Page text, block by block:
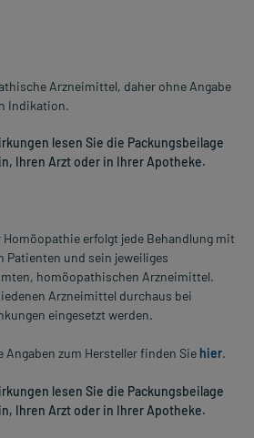
Arzneimittel, daher ohne Angabe
Indikation.
lesen Sie die Packungsbeilage
Ihren Arzt oder in Ihrer Apotheke.
Homöopathie erfolgt jede Behandlung mit
Patienten und sein jeweiliges
homöopathischen Arzneimittel.
Arzneimittel durchaus bei
eingesetzt werden.
Angaben zum Hersteller finden Sie hier.
lesen Sie die Packungsbeilage
Ihren Arzt oder in Ihrer Apotheke.